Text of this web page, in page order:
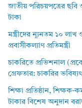
জাতীয় পরিচয়পত্রের ছবি
টাকা
মন্ত্রীদের ন্যূনতম ১০
প্রবাসীকল্যাণ প্রতিমন্ত্রী
চাকরিতে প্রভিশনাল
গ্রেফতার: চাকরির
শিক্ষা প্রতিষ্ঠান, শিক্ষক-
টাকার বিশেষ অনুদান